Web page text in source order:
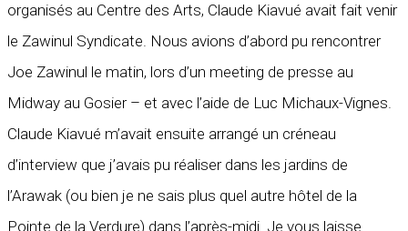
organisés au Centre des Arts, Claude Kiavué avait fait venir
le Zawinul Syndicate. Nous avions d’abord pu rencontrer
Joe Zawinul le matin, lors d’un meeting de presse au
Midway au Gosier – et avec l’aide de Luc Michaux-Vignes.
Claude Kiavué m’avait ensuite arrangé un créneau
d’interview que j’avais pu réaliser dans les jardins de
l’Arawak (ou bien je ne sais plus quel autre hôtel de la
Pointe de la Verdure) dans l’après-midi. Je vous laisse